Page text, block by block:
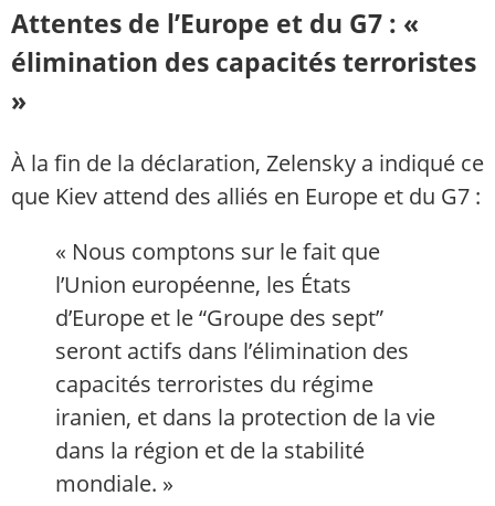
Attentes de l’Europe et du G7 : «
élimination des capacités terroristes
»
À la fin de la déclaration, Zelensky a indiqué ce
que Kiev attend des alliés en Europe et du G7 :
« Nous comptons sur le fait que
l’Union européenne, les États
d’Europe et le “Groupe des sept”
seront actifs dans l’élimination des
capacités terroristes du régime
iranien, et dans la protection de la vie
dans la région et de la stabilité
mondiale. »